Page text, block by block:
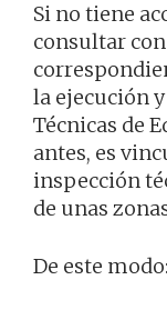
Si no tiene
consultar
la ejecución
Técnicas de
antes, es
inspección
de unas
De este modo: